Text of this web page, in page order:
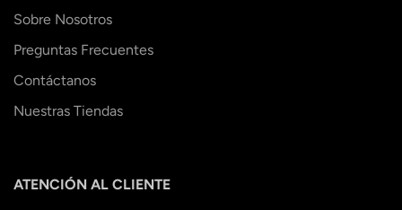
Sobre Nosotros
Preguntas Frecuentes
Contáctanos
Nuestras Tiendas
ATENCIÓN AL CLIENTE